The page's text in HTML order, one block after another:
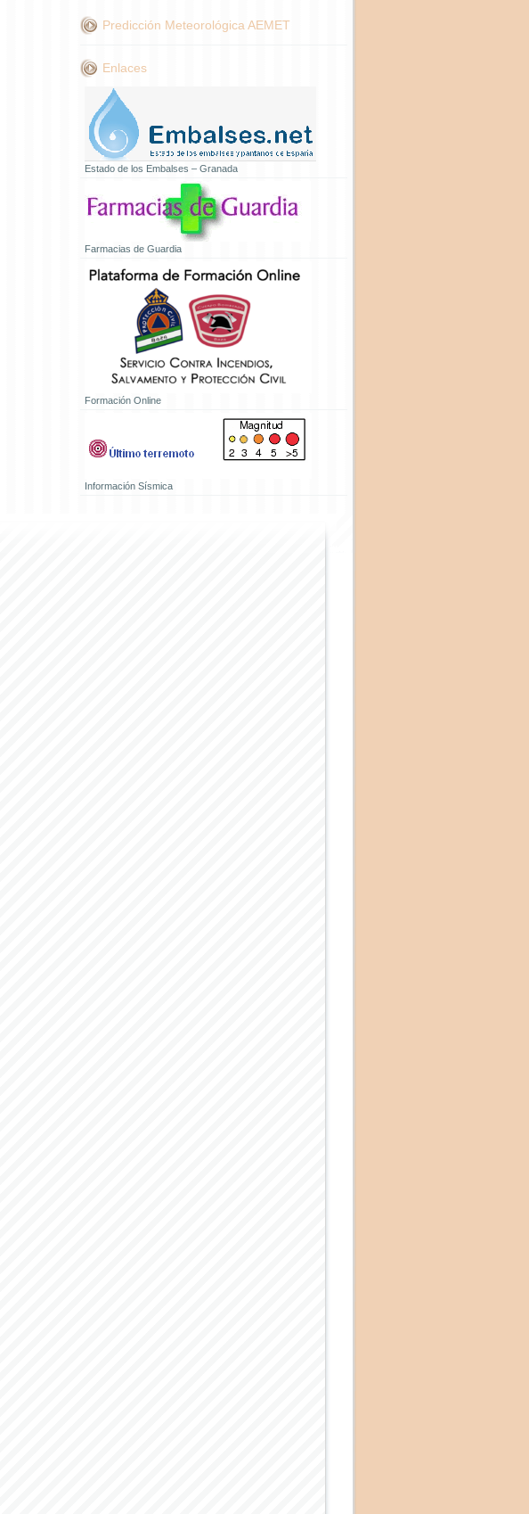
Predicción Meteorológica AEMET
Enlaces
Estado de los Embalses – Granada
Farmacias de Guardia
Formación Online
Información Sísmica